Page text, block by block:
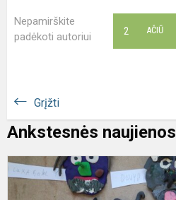
Nepamirškite
padėkoti autoriui
AČIŪ
2
Grįžti
Ankstesnės naujienos